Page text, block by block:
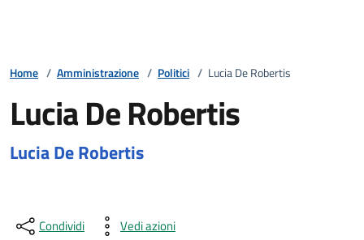
Home / Amministrazione / Politici / Lucia De Robertis
Lucia De Robertis
Lucia De Robertis
Condividi Vedi azioni